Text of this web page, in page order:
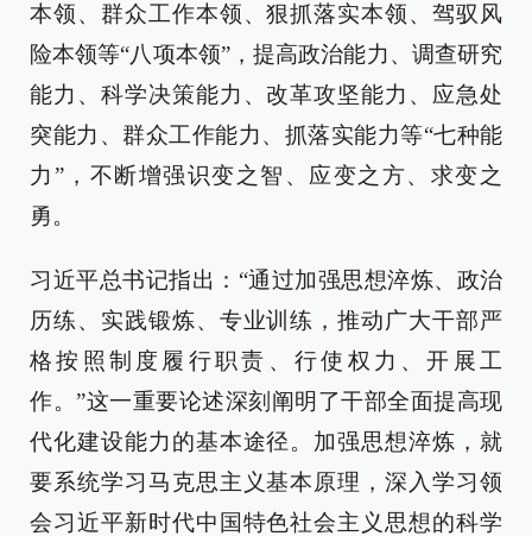
本领、群众工作本领、狠抓落实本领、驾驭风
险本领等“八项本领”，提高政治能力、调查研究
能力、科学决策能力、改革攻坚能力、应急处
突能力、群众工作能力、抓落实能力等“七种能
力”，不断增强识变之智、应变之方、求变之
勇。
习近平总书记指出：“通过加强思想淬炼、政治
历练、实践锻炼、专业训练，推动广大干部严
格按照制度履行职责、行使权力、开展工
作。”这一重要论述深刻阐明了干部全面提高现
代化建设能力的基本途径。加强思想淬炼，就
要系统学习马克思主义基本原理，深入学习领
会习近平新时代中国特色社会主义思想的科学